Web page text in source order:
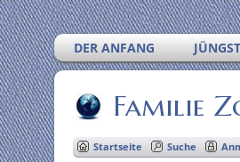
DER ANFANG
Familie
Startseite Suche